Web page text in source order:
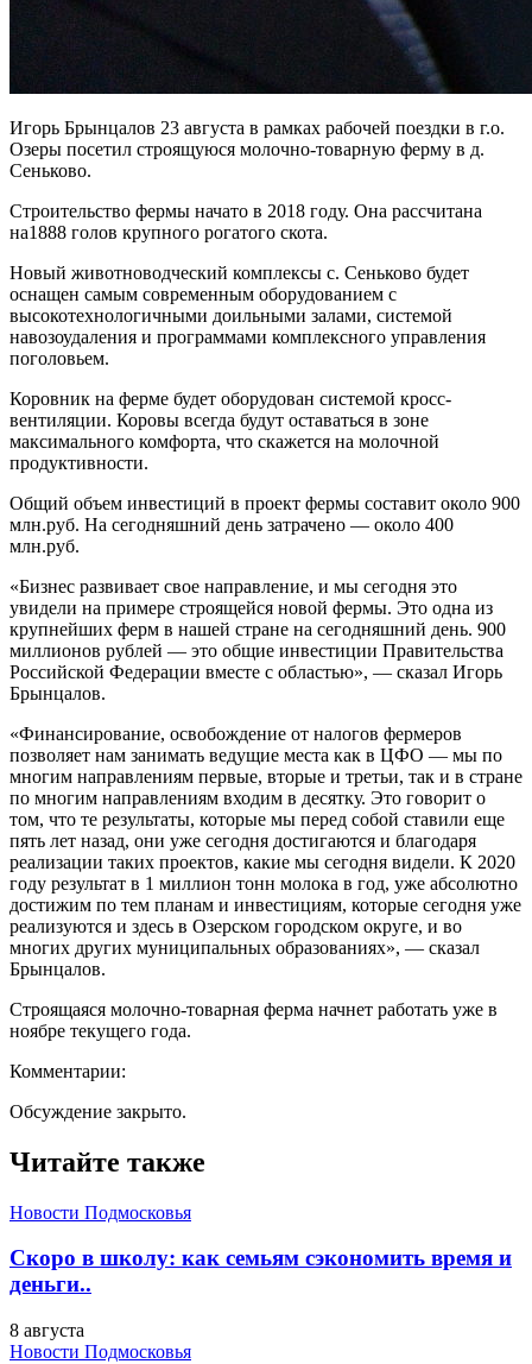
Игорь Брынцалов 23 августа в рамках рабочей поездки в г.о.
Озеры посетил строящуюся молочно-товарную ферму в д.
Сеньково.
Строительство фермы начато в 2018 году. Она рассчитана
на1888 голов крупного рогатого скота.
Новый животноводческий комплексы с. Сеньково будет
оснащен самым современным оборудованием с
высокотехнологичными доильными залами, системой
навозоудаления и программами комплексного управления
поголовьем.
Коровник на ферме будет оборудован системой кросс-
вентиляции. Коровы всегда будут оставаться в зоне
максимального комфорта, что скажется на молочной
продуктивности.
Общий объем инвестиций в проект фермы составит около 900
млн.руб. На сегодняшний день затрачено — около 400
млн.руб.
«Бизнес развивает свое направление, и мы сегодня это
увидели на примере строящейся новой фермы. Это одна из
крупнейших ферм в нашей стране на сегодняшний день. 900
миллионов рублей — это общие инвестиции Правительства
Российской Федерации вместе с областью», — сказал Игорь
Брынцалов.
«Финансирование, освобождение от налогов фермеров
позволяет нам занимать ведущие места как в ЦФО — мы по
многим направлениям первые, вторые и третьи, так и в стране
по многим направлениям входим в десятку. Это говорит о
том, что те результаты, которые мы перед собой ставили еще
пять лет назад, они уже сегодня достигаются и благодаря
реализации таких проектов, какие мы сегодня видели. К 2020
году результат в 1 миллион тонн молока в год, уже абсолютно
достижим по тем планам и инвестициям, которые сегодня уже
реализуются и здесь в Озерском городском округе, и во
многих других муниципальных образованиях», — сказал
Брынцалов.
Строящаяся молочно-товарная ферма начнет работать уже в
ноябре текущего года.
Комментарии:
Обсуждение закрыто.
Читайте также
Новости Подмосковья
Скоро в школу: как семьям сэкономить время и
деньги..
8 августа
Новости Подмосковья